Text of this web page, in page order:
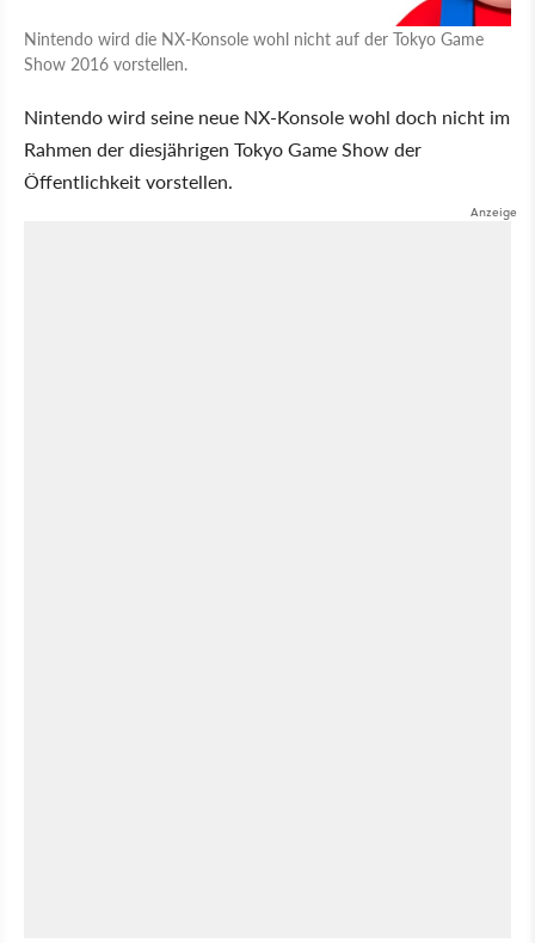
Nintendo wird die NX-Konsole wohl nicht auf der Tokyo Game
Show 2016 vorstellen.
Nintendo wird seine neue NX-Konsole wohl doch nicht im
Rahmen der diesjährigen Tokyo Game Show der
Öffentlichkeit vorstellen.